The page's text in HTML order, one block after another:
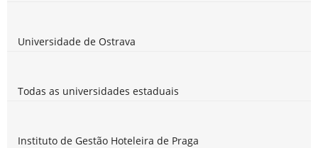
Universidade de Ostrava
Todas as universidades estaduais
Instituto de Gestão Hoteleira de Praga